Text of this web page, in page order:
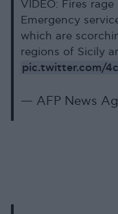
VIDEO: Fires
Emergency
which are
regions of Sicily
pic.twitter.com/
— AFP News